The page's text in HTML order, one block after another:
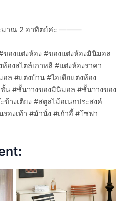
มาณ 2 อาทิตย์ค่ะ ———
ของแต่งห้อง #ของแต่งห้องมินิมอล
องสไตล์เกาหลี #แต่งห้องราคา
ล #แต่งบ้าน #ไอเดียแต่งห้อง
น #ชั้นวางของมินิมอล #ชั้นวางของ
ข้างเตียง #สตูลไม้อเนกประสงค์
องเท้า #ม้านั่ง #เก้าอี้ #โซฟา